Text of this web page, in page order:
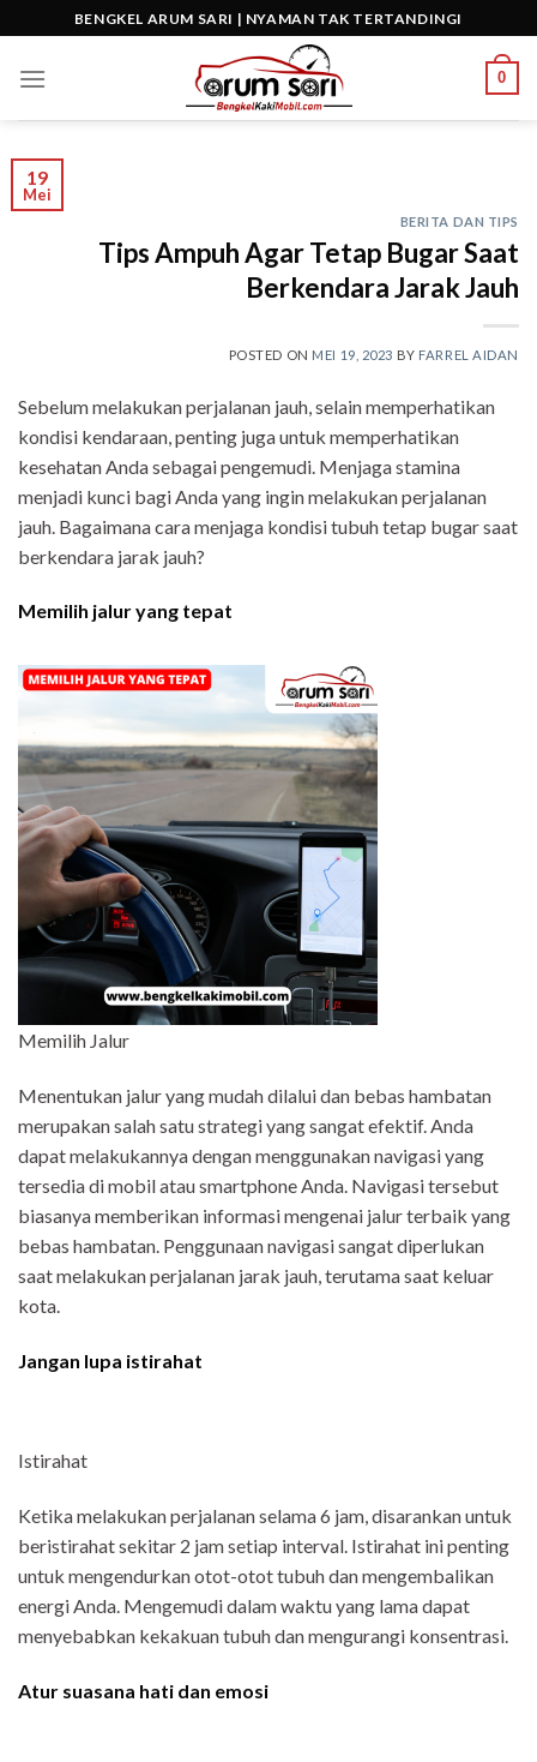
to
content
BENGKEL ARUM SARI | NYAMAN TAK TERTANDINGI
0
19
Mei
BERITA DAN TIPS
Tips Ampuh Agar Tetap Bugar Saat
Berkendara Jarak Jauh
POSTED ON MEI 19, 2023 BY FARREL AIDAN
Sebelum melakukan perjalanan jauh, selain memperhatikan
kondisi kendaraan, penting juga untuk memperhatikan
kesehatan Anda sebagai pengemudi. Menjaga stamina
menjadi kunci bagi Anda yang ingin melakukan perjalanan
jauh. Bagaimana cara menjaga kondisi tubuh tetap bugar saat
berkendara jarak jauh?
Memilih jalur yang tepat
Memilih Jalur
Menentukan jalur yang mudah dilalui dan bebas hambatan
merupakan salah satu strategi yang sangat efektif. Anda
dapat melakukannya dengan menggunakan navigasi yang
tersedia di mobil atau smartphone Anda. Navigasi tersebut
biasanya memberikan informasi mengenai jalur terbaik yang
bebas hambatan. Penggunaan navigasi sangat diperlukan
saat melakukan perjalanan jarak jauh, terutama saat keluar
kota.
Jangan lupa istirahat
Istirahat
Ketika melakukan perjalanan selama 6 jam, disarankan untuk
beristirahat sekitar 2 jam setiap interval. Istirahat ini penting
untuk mengendurkan otot-otot tubuh dan mengembalikan
energi Anda. Mengemudi dalam waktu yang lama dapat
menyebabkan kekakuan tubuh dan mengurangi konsentrasi.
Atur suasana hati dan emosi